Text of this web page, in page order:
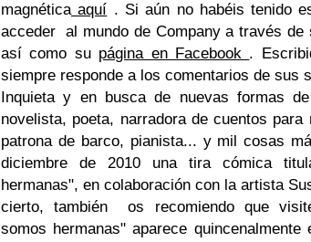
magnéticaaquí . Si aún no habéis tenido
acceder al mundo de Company a través de
así como su página en Facebook .
siempre responde a los comentarios de sus
Inquieta y en busca de nuevas formas
novelista, poeta, narradora de cuentos para
patrona de barco, pianista... y mil cosas
diciembre de 2010 una tira cómica
hermanas", en colaboración con la artista
cierto, también os recomiendo que
somos hermanas" aparece quincenalmente